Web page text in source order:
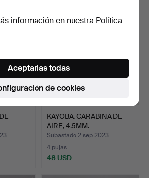
KAYOBA. CARABINA DE
AIRE, 4.5MM.
PORCELANA.
Subastado 2 sep 2023
4 pujas
48 USD
información en nuestra Política
de cookies
Aceptarlas todas